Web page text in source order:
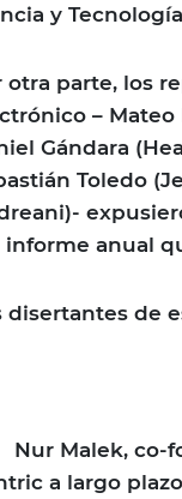
y
otra parte, los
–
Gándara
Toledo
informe anual
disertantes de
Nur Malek, co-
a largo plazo